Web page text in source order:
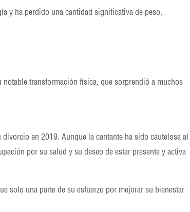
y ha perdido una cantidad significativa de peso,
transformación física, que sorprendió a muchos
en 2019. Aunque la cantante ha sido cautelosa al
por su salud y su deseo de estar presente y activa
solo una parte de su esfuerzo por mejorar su bienestar